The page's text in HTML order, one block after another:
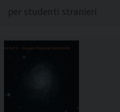
per studenti stranieri